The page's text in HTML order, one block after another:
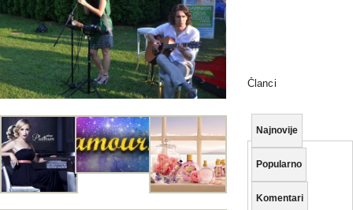
Članci
Najnovije
Popularno
Komentari